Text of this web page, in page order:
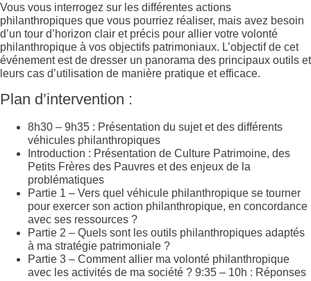
Vous vous interrogez sur les différentes actions
philanthropiques que vous pourriez réaliser, mais avez besoin
d’un tour d’horizon clair et précis pour allier votre volonté
philanthropique à vos objectifs patrimoniaux. L’objectif de cet
événement est de dresser un panorama des principaux outils et
leurs cas d’utilisation de manière pratique et efficace.
Plan d’intervention :
8h30 – 9h35 : Présentation du sujet et des différents
véhicules philanthropiques
Introduction : Présentation de Culture Patrimoine, des
Petits Frères des Pauvres et des enjeux de la
problématiques
Partie 1 – Vers quel véhicule philanthropique se tourner
pour exercer son action philanthropique, en concordance
avec ses ressources ?
Partie 2 – Quels sont les outils philanthropiques adaptés
à ma stratégie patrimoniale ?
Partie 3 – Comment allier ma volonté philanthropique
avec les activités de ma société ? 9:35 – 10h : Réponses